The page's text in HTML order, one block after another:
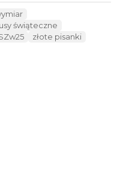
świąteczne
złote pisanki